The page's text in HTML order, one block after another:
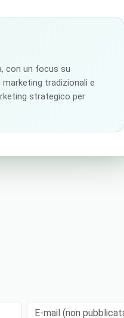
con un focus su
tradizionali e
strategico per
E-mail (non pubblicata)